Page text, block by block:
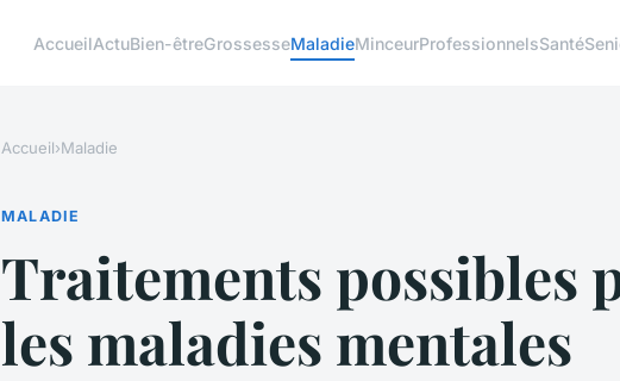
AccueilActuBien-êtreGrossesseMaladieMinceurProfessionnelsSanté
Accueil›Maladie
MALADIE
Traitements possibles
les maladies mentales